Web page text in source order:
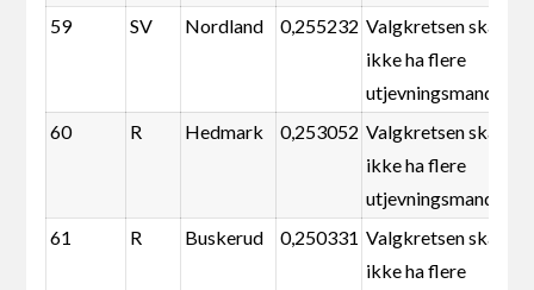
59
SV Nordland 0,255232 Valgkretsen skal
ikke ha flere
utjevningsmandater
60
R Hedmark 0,253052 Valgkretsen skal
ikke ha flere
utjevningsmandater
61
R Buskerud 0,250331 Valgkretsen skal
ikke ha flere